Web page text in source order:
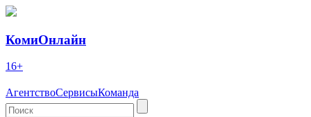
КомиОнлайн
16+
АгентствоСервисыКоманда